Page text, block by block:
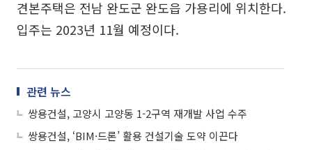
견본주택은 전남 완도군 완도읍 가용리에 위치한다.
입주는 2023년 11월 예정이다.
관련 뉴스
쌍용건설, 고양시 고양동 1-2구역 재개발 사업 수주
쌍용건설, ‘BIM·드론’ 활용 건설기술 도약 이끈다